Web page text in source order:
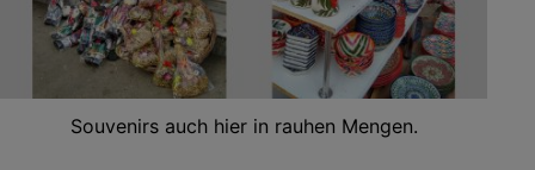
Souvenirs auch hier in rauhen Mengen.